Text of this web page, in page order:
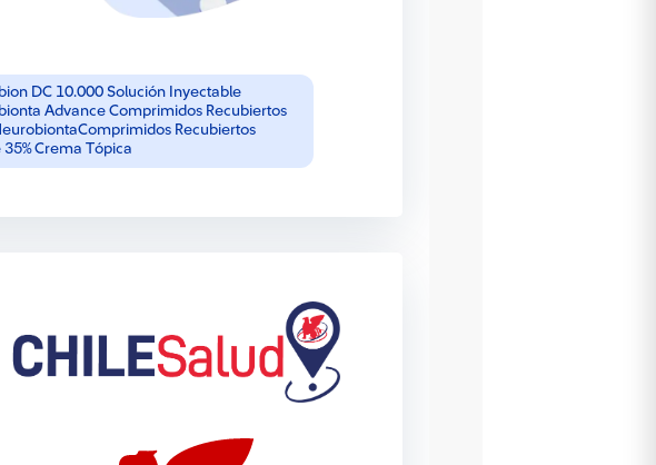
DC 10.000 Solución Inyectable
Advance Comprimidos Recubiertos
Recubiertos
35% Crema Tópica